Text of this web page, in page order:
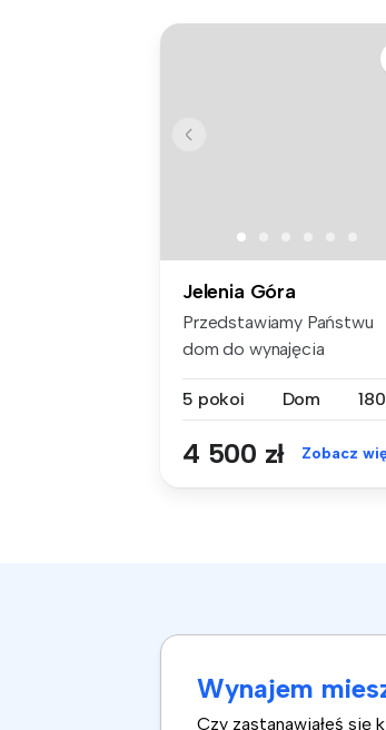
Jelenia Góra
Przedstawiamy Państwu
dom do wynajęcia
5 pokoi
Dom
4 500 zł Zobacz
Wynajem
Czy zastanawiałeś się